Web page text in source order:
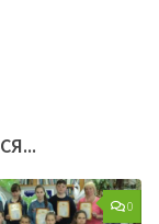
0